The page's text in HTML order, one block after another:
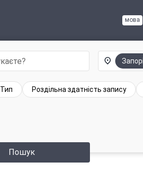
мова
Пошук
Тип Роздільна здатність запису